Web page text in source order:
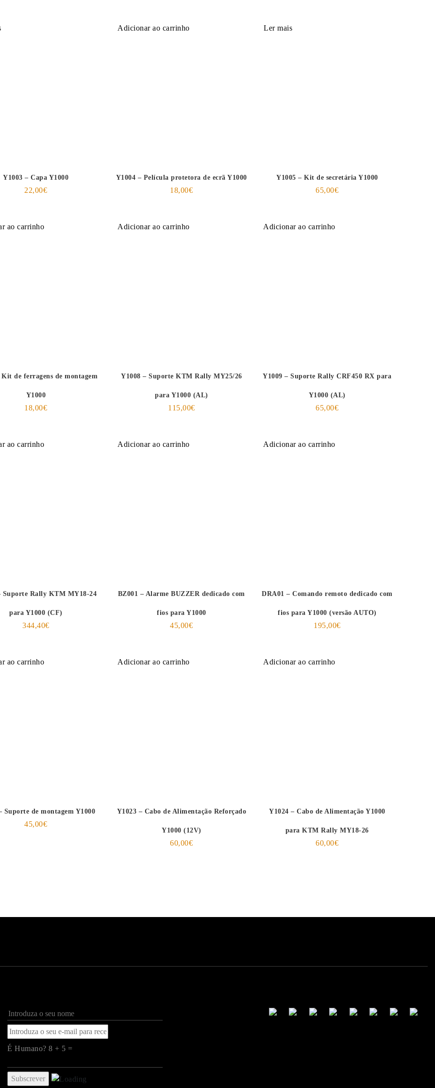
Y1003 – Capa Y1000
22,00€
Adicionar ao carrinho
Y1004 – Película protetora de ecrã Y1000
18,00€
Ler mais
Y1005 – Kit de secretária Y1000
65,00€
ao carrinho
Kit de ferragens de montagem
Y1000
18,00€
Adicionar ao carrinho
Y1008 – Suporte KTM Rally MY25/26
para Y1000 (AL)
115,00€
Adicionar ao carrinho
Y1009 – Suporte Rally CRF450 RX para
Y1000 (AL)
65,00€
ao carrinho
Suporte Rally KTM MY18-24
para Y1000 (CF)
344,40€
Adicionar ao carrinho
BZ001 – Alarme BUZZER dedicado com
fios para Y1000
45,00€
Adicionar ao carrinho
DRA01 – Comando remoto dedicado com
fios para Y1000 (versão AUTO)
195,00€
ao carrinho
Suporte de montagem Y1000
45,00€
Adicionar ao carrinho
Y1023 – Cabo de Alimentação Reforçado
Y1000 (12V)
60,00€
Adicionar ao carrinho
Y1024 – Cabo de Alimentação Y1000
para KTM Rally MY18-26
60,00€
É Humano? 8 + 5 =